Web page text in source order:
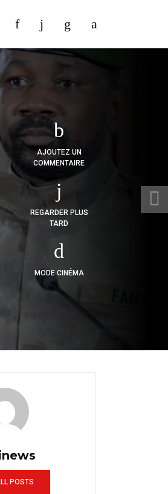
AJOUTEZ UN
COMMENTAIRE
REGARDER PLUS
TARD
MODE CINÉMA
POSTS